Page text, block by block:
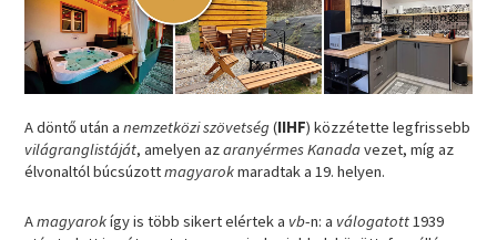
A döntő után anemzetközi szövetség(IIHF) közzétette legfrissebb
világranglistáját, amelyen azaranyérmesKanadavezet, míg az
élvonaltól búcsúzottmagyarokmaradtak a 19. helyen.
Amagyarokígy is több sikert elértek a vb-n: a válogatott1939